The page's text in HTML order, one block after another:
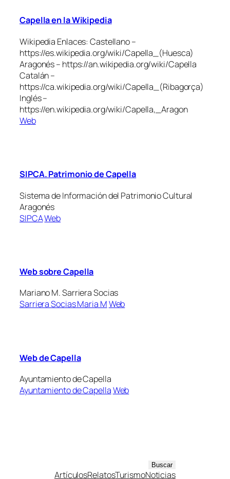
Capella en la Wikipedia
Wikipedia Enlaces: Castellano –
https://es.wikipedia.org/wiki/Capella_(Huesca)
Aragonés – https://an.wikipedia.org/wiki/Capella
Catalán –
https://ca.wikipedia.org/wiki/Capella_(Ribagorça)
Inglés –
https://en.wikipedia.org/wiki/Capella,_Aragon
Web
SIPCA. Patrimonio de Capella
Sistema de Información del Patrimonio Cultural
Aragonés
SIPCAWeb
Web sobre Capella
Mariano M. Sarriera Socias
Sarriera Socias Maria MWeb
Web de Capella
Ayuntamiento de Capella
Ayuntamiento de CapellaWeb
Buscar
ArtículosRelatosTurismoNoticias